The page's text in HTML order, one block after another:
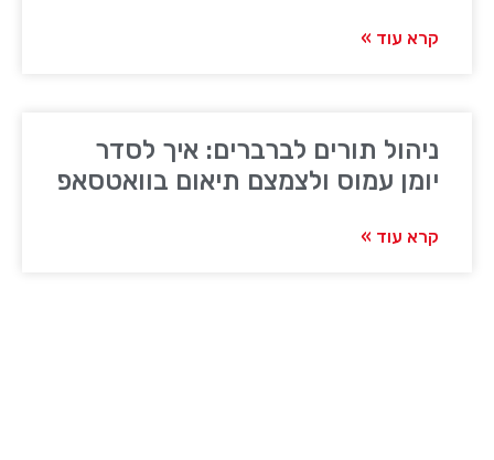
קרא עוד »
ניהול תורים לברברים: איך לסדר
יומן עמוס ולצמצם תיאום בוואטסאפ
קרא עוד »